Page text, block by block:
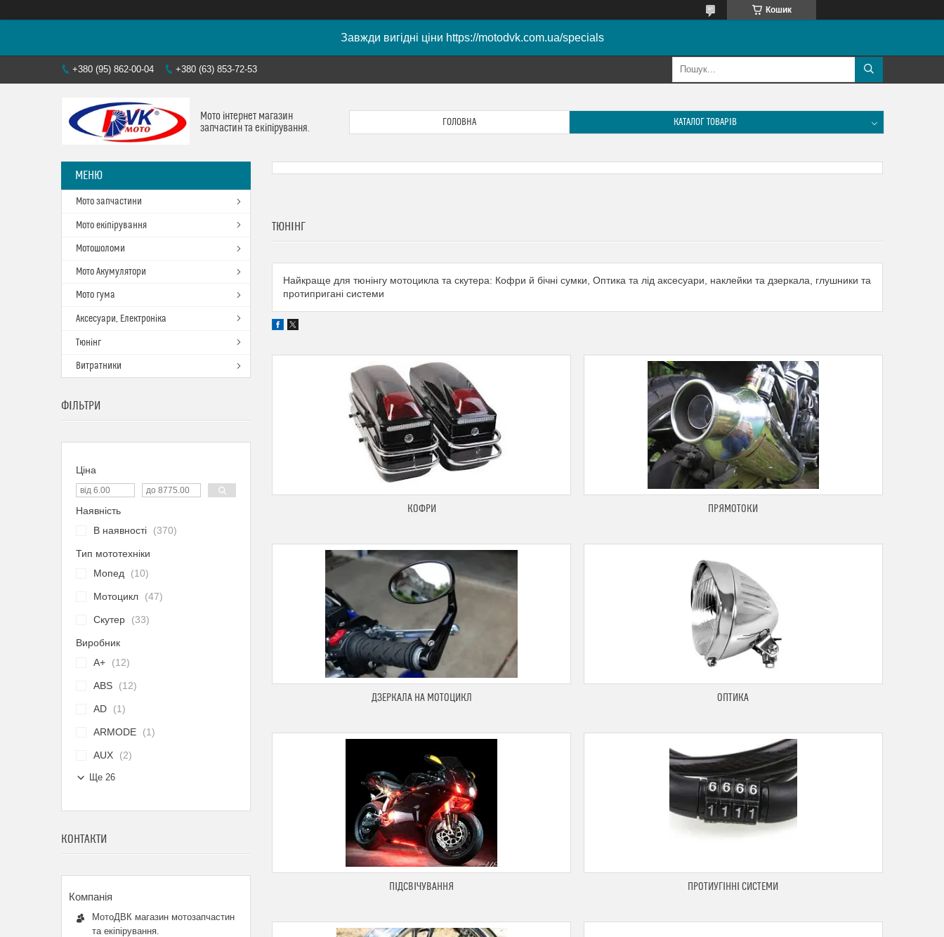
Кошик
Завжди вигідні ціни https://motodvk.com.ua/specials
+380 (95) 862-00-04 +380 (63) 853-72-53
Мото інтернет магазин
запчастин та екіпірування.
ГОЛОВНА КАТАЛОГ ТОВАРІВ
ТЮНІНГ
Найкраще для тюнінгу мотоцикла та скутера: Кофри й бічні сумки, Оптика та лід аксесуари, наклейки та дзеркала, глушники та
протипригані системи
КОФРИ ПРЯМОТОКИ
ДЗЕРКАЛА НА МОТОЦИКЛ ОПТИКА
ПІДСВІЧУВАННЯ ПРОТИУГІННІ СИСТЕМИ
Мото запчастини
Мото екіпірування
Мотошоломи
Мото Акумулятори
Мото гума
Аксесуари, Електроніка
Тюнінг
Витратники
ФІЛЬТРИ
Ціна
Наявність
В наявності
370
Тип мототехніки
Мопед
10
Мотоцикл 47
Скутер 33
Виробник
A+
12
ABS 12
AD 1
ARMODE 1
AUX 2
Ще 26
КОНТАКТИ
МотоДВК магазин мотозапчастин
та екіпірування.